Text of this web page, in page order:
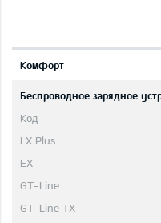
Комфорт
Беспроводное зарядное